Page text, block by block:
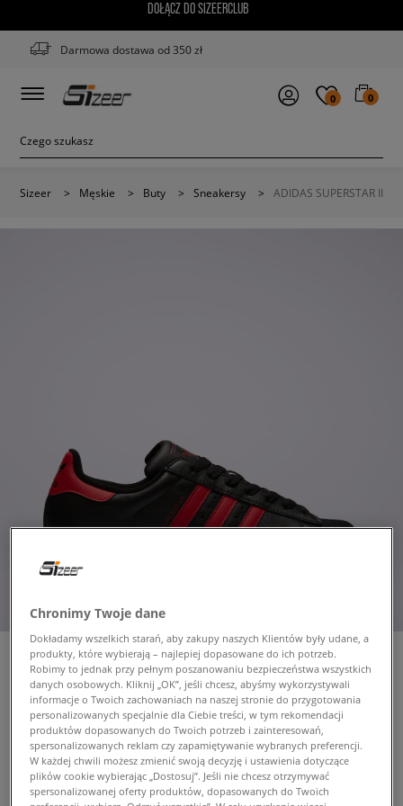
DOŁĄCZ DO SIZEERCLUB
Darmowa dostawa od 350 zł
0 0
Sizeer > Męskie > Buty > Sneakersy > ADIDAS SUPERSTAR II
ADIDAS SUPERSTAR II
męskie, sneakersy
369,99 zł z VAT
409,99 zł -10%
(najniższa cena z 30 dni przed obniżką)
Chronimy Twoje dane
Dokładamy wszelkich starań, aby zakupy naszych Klientów były udane, a
produkty, które wybierają – najlepiej dopasowane do ich potrzeb.
Robimy to jednak przy pełnym poszanowaniu bezpieczeństwa wszystkich
danych osobowych. Kliknij „OK”, jeśli chcesz, abyśmy wykorzystywali
informacje o Twoich zachowaniach na naszej stronie do przygotowania
personalizowanych specjalnie dla Ciebie treści, w tym rekomendacji
produktów dopasowanych do Twoich potrzeb i zainteresowań,
spersonalizowanych reklam czy zapamiętywanie wybranych preferencji.
W każdej chwili możesz zmienić swoją decyzję i ustawienia dotyczące
plików cookie wybierając „Dostosuj”. Jeśli nie chcesz otrzymywać
spersonalizowanej oferty produktów, dopasowanych do Twoich